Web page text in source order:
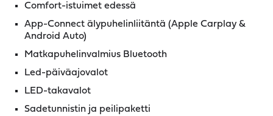
Comfort-istuimet edessä
App-Connect älypuhelinliitäntä (Apple Carplay &
Android Auto)
Matkapuhelinvalmius Bluetooth
Led-päiväajovalot
LED-takavalot
Sadetunnistin ja peilipaketti